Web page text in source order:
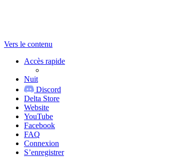
Vers le contenu
Accès rapide
Nuit
Discord
Delta Store
Website
YouTube
Facebook
FAQ
Connexion
S’enregistrer